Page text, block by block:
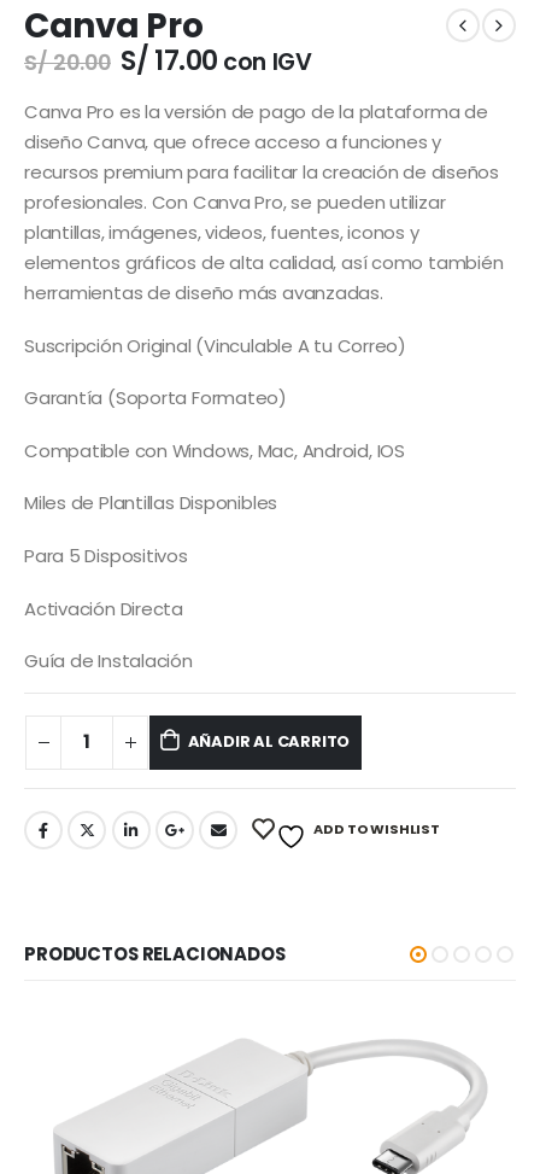
Canva Pro
S/20.00 El
precio
original
era:
S/ 20.00.
S/ 17.00El
actual
es:
S/ 17.00.
con IGV
Canva Pro es la versión de pago de la plataforma de
diseño Canva, que ofrece acceso a funciones y
recursos premium para facilitar la creación de diseños
profesionales. Con Canva Pro, se pueden utilizar
plantillas, imágenes, videos, fuentes, iconos y
elementos gráficos de alta calidad, así como también
herramientas de diseño más avanzadas.
Suscripción Original (Vinculable A tu Correo)
Garantía (Soporta Formateo)
Compatible con Windows, Mac, Android, IOS
Miles de Plantillas Disponibles
Para 5 Dispositivos
Activación Directa
Guía de Instalación
AÑADIR AL CARRITO
ADD TO WISHLIST
PRODUCTOS RELACIONADOS